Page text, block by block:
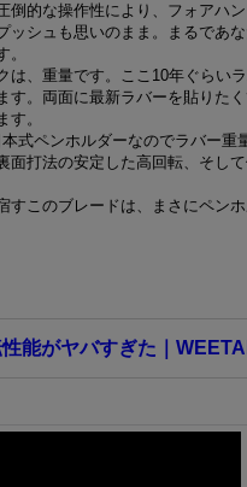
的な操作性により、フォアハ
ッシュも思いのまま。まるであ
は、重量です。ここ10年ぐらい
。両面に最新ラバーを貼りた
。
式ペンホルダーなのでラバー重
面打法の安定した高回転、そし
すこのブレードは、まさにペン
能がヤバすぎた｜